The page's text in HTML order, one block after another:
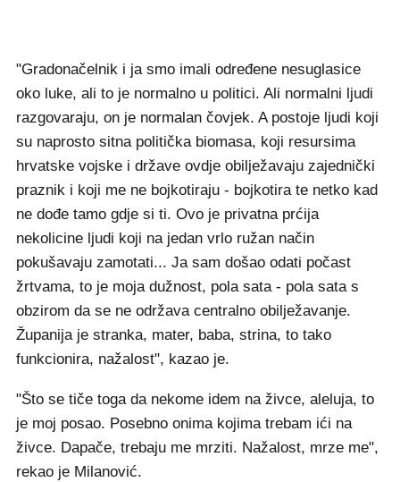
"Gradonačelnik i ja smo imali određene nesuglasice
oko luke, ali to je normalno u politici. Ali normalni ljudi
razgovaraju, on je normalan čovjek. A postoje ljudi koji
su naprosto sitna politička biomasa, koji resursima
hrvatske vojske i države ovdje obilježavaju zajednički
praznik i koji me ne bojkotiraju - bojkotira te netko kad
ne dođe tamo gdje si ti. Ovo je privatna prćija
nekolicine ljudi koji na jedan vrlo ružan način
pokušavaju zamotati... Ja sam došao odati počast
žrtvama, to je moja dužnost, pola sata - pola sata s
obzirom da se ne održava centralno obilježavanje.
Županija je stranka, mater, baba, strina, to tako
funkcionira, nažalost", kazao je.
"Što se tiče toga da nekome idem na živce, aleluja, to
je moj posao. Posebno onima kojima trebam ići na
živce. Dapače, trebaju me mrziti. Nažalost, mrze me",
rekao je Milanović.